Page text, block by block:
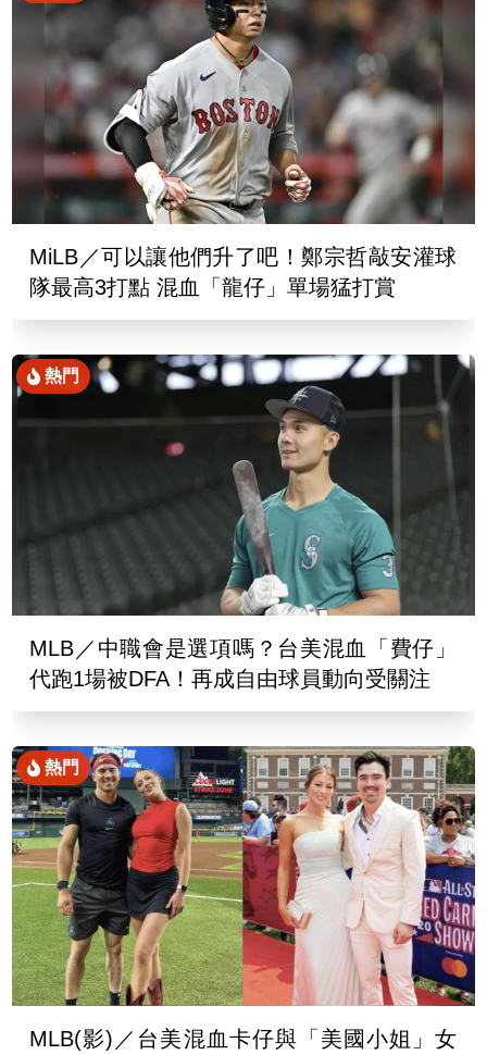
MiLB／可以讓他們升了吧！鄭宗哲敲安灌球
隊最高3打點 混血「龍仔」單場猛打賞
熱門
MLB／中職會是選項嗎？台美混血「費仔」
代跑1場被DFA！再成自由球員動向受關注
熱門
MLB(影)／台美混血卡仔與「美國小姐」女